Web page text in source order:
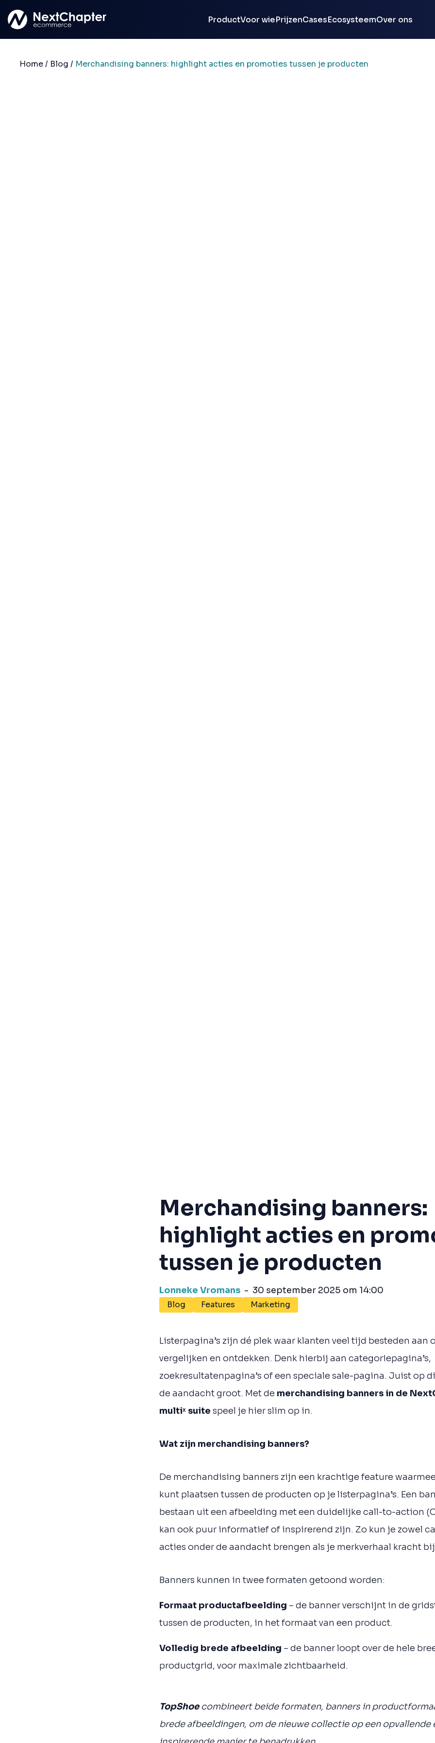
ProductVoor wiePrijzenCasesEcosysteemOver ons
Home/ Blog / Merchandising banners: highlight acties en promoties tussen je producten
Merchandising banners:
highlight acties en
tussen je producten
Lonneke Vromans - 30 september 2025 om 14:00
Blog Features Marketing
Listerpagina’s zijn dé plek waar klanten veel tijd besteden aan
vergelijken en ontdekken. Denk hierbij aan categoriepagina’s,
zoekresultatenpagina’s of een speciale sale-pagina. Juist op
de aandacht groot. Met de merchandising banners in de
multiˣ suite speel je hier slim op in.
Wat zijn merchandising banners?
De merchandising banners zijn een krachtige feature
kunt plaatsen tussen de producten op je listerpagina’s. Een
bestaan uit een afbeelding met een duidelijke call-to-action
kan ook puur informatief of inspirerend zijn. Zo kun je zowel
acties onder de aandacht brengen als je merkverhaal kracht
Banners kunnen in twee formaten getoond worden:
Formaat productafbeelding – de banner verschijnt in de
tussen de producten, in het formaat van een product.
Volledig brede afbeelding – de banner loopt over de hele
productgrid, voor maximale zichtbaarheid.
TopShoecombineert beide formaten, banners in
brede afbeeldingen, om de nieuwe collectie op een opvallende